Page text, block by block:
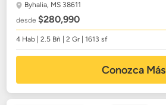
Byhalia, MS 38611
desde$280,990
4 Hab | 2.5 Bñ | 2 Gr | 1613 sf
Conozca Más